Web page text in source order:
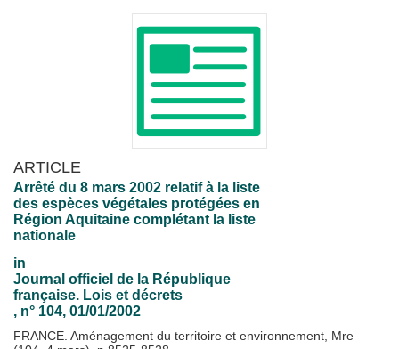
ARTICLE
Arrêté du 8 mars 2002 relatif à la liste
des espèces végétales protégées en
Région Aquitaine complétant la liste
nationale
in
Journal officiel de la République
française. Lois et décrets
, n° 104, 01/01/2002
FRANCE. Aménagement du territoire et environnement, Mre